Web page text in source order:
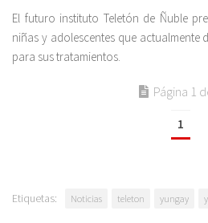
El futuro instituto Teletón de Ñuble
niñas y adolescentes que actualmente
para sus tratamientos.
Página 1
1
Etiquetas: Noticias teleton yungay